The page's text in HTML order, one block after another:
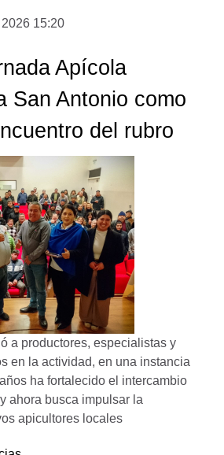
15:20
Apícola
San Antonio como
del rubro
a productores, especialistas y
en la actividad, en una instancia
ha fortalecido el intercambio
ahora busca impulsar la
apicultores locales